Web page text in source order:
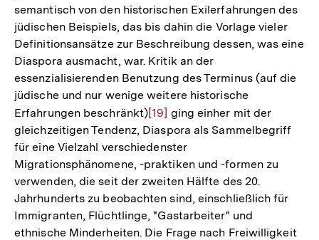
semantisch von den historischen Exilerfahrungen des
jüdischen Beispiels, das bis dahin die Vorlage vieler
Definitionsansätze zur Beschreibung dessen, was eine
Diaspora ausmacht, war. Kritik an der
essenzialisierenden Benutzung des Terminus (auf die
jüdische und nur wenige weitere historische
Erfahrungen beschränkt)Zur
Auflösung
der
Fußnote
[19] ging einher mit der
gleichzeitigen Tendenz, Diaspora als Sammelbegriff
für eine Vielzahl verschiedenster
Migrationsphänomene, -praktiken und -formen zu
verwenden, die seit der zweiten Hälfte des 20.
Jahrhunderts zu beobachten sind, einschließlich für
Immigranten, Flüchtlinge, "Gastarbeiter" und
ethnische Minderheiten. Die Frage nach Freiwilligkeit